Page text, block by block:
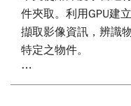
件夾取。利用GPU建
擷取影像資訊，辨識
特定之物件。
視覺系統由GPU搭配